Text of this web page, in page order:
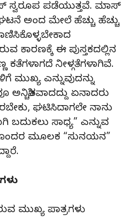
ಸ್ವರೂಪ ಪಡೆಯುತ್ತವೆ. ಮಾಸ್‌
ಅಂದ ಮೇಲೆ ಹೆಚ್ಚು ಹೆಚ್ಚು
ಕಾರಣಕ್ಕೆ ಈ ಪುಸ್ತಕದಲ್ಲಿನ
ಕತೆಗಳಾಗದೆ ನೀಳ್ಗತೆಗಳಾಗಿವೆ.
ಮುಖ್ಯ ಎನ್ನುವುದನ್ನು
ಅನಿಶ್ಚಿತವಾದದ್ದು ಏನಾದರು
ಘಟಿಸಿದಾಗಲೇ ನಾನು
ಬದುಕಲು ಸಾಧ್ಯ” ಎನ್ನುವ
ಮೂಲಕ “ಸುನಯನ”
ಮುಖ್ಯ ಪಾತ್ರಗಳು